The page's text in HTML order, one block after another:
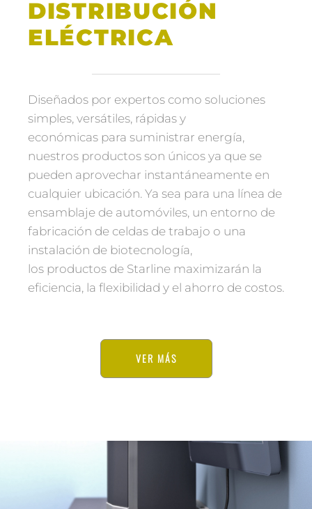
DISTRIBUCIÓN
ELÉCTRICA
Diseñados por expertos como soluciones
simples, versátiles, rápidas y
económicas para suministrar energía,
nuestros productos son únicos ya que se
pueden aprovechar instantáneamente en
cualquier ubicación. Ya sea para una línea de
ensamblaje de automóviles, un entorno de
fabricación de celdas de trabajo o una
instalación de biotecnología,
los productos de Starline maximizarán la
eficiencia, la flexibilidad y el ahorro de costos.
VER MÁS